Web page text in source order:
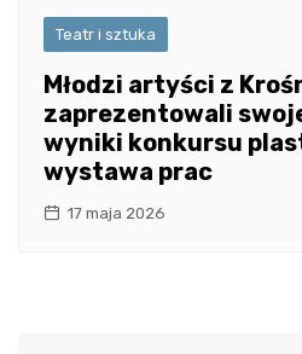
Teatr i sztuka
Młodzi artyści z
zaprezentowali
wyniki konkursu
wystawa prac
17 maja 2026